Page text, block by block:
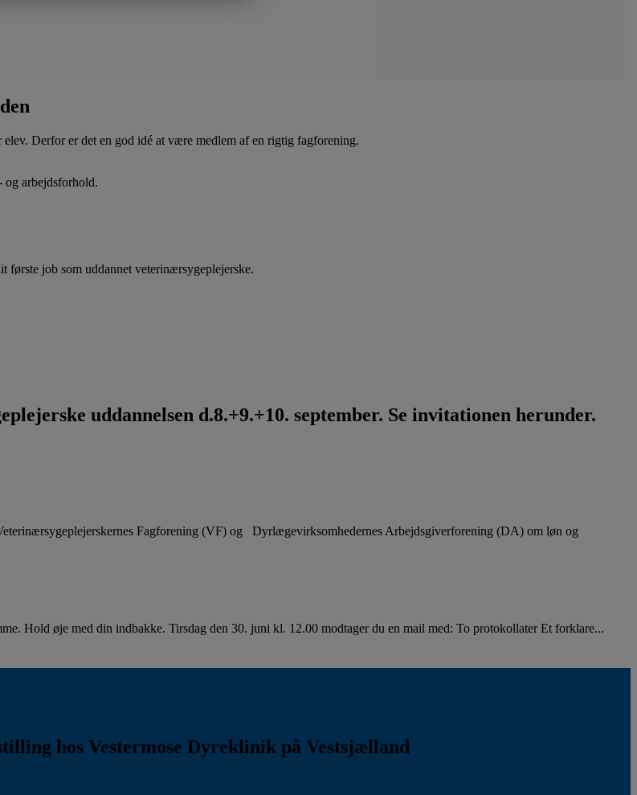
Derfor er det en god idé at være medlem af en rigtig fagforening.
arbejdsforhold.
første job som uddannet veterinærsygeplejerske.
uddannelsen d.8.+9.+10. september. Se invitationen herunder.
Fagforening (VF) og Dyrlægevirksomhedernes Arbejdsgiverforening (DA) om løn og
Hold øje med din indbakke. Tirsdag den 30. juni kl. 12.00 modtager du en mail med: To protokollater Et forklare...
hos Vestermose Dyreklinik på Vestsjælland